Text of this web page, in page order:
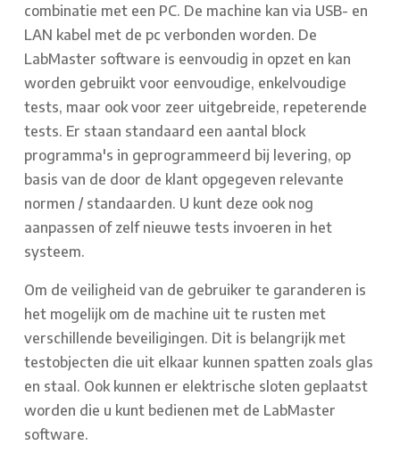
combinatie met een PC. De machine kan via USB- en
LAN kabel met de pc verbonden worden. De
LabMaster software is eenvoudig in opzet en kan
worden gebruikt voor eenvoudige, enkelvoudige
tests, maar ook voor zeer uitgebreide, repeterende
tests. Er staan standaard een aantal block
programma's in geprogrammeerd bij levering, op
basis van de door de klant opgegeven relevante
normen / standaarden. U kunt deze ook nog
aanpassen of zelf nieuwe tests invoeren in het
systeem.
Om de veiligheid van de gebruiker te garanderen is
het mogelijk om de machine uit te rusten met
verschillende beveiligingen. Dit is belangrijk met
testobjecten die uit elkaar kunnen spatten zoals glas
en staal. Ook kunnen er elektrische sloten geplaatst
worden die u kunt bedienen met de LabMaster
software.